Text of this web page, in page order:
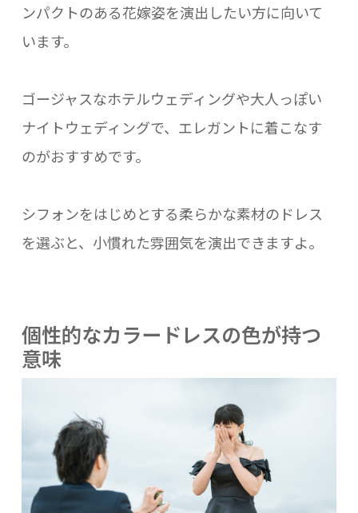
ンパクトのある花嫁姿を演出したい方に向いて
います。
ゴージャスなホテルウェディングや大人っぽい
ナイトウェディングで、エレガントに着こなす
のがおすすめです。
シフォンをはじめとする柔らかな素材のドレス
を選ぶと、小慣れた雰囲気を演出できますよ。
個性的なカラードレスの色が持つ
意味